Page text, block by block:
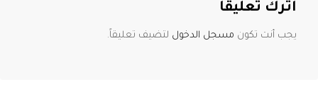
اترك تعليقاً
يجب أنت تكون مسجل الدخول لتضيف تعليقاً.